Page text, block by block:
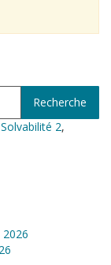
Solvabilité 2,